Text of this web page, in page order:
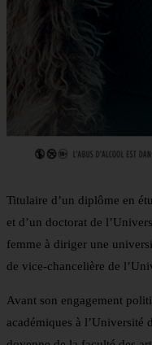
Titulaire d’un diplôme en
et d’un doctorat de
femme à diriger une
de vice-chancelière de
Avant son engagement
académiques à l’Université